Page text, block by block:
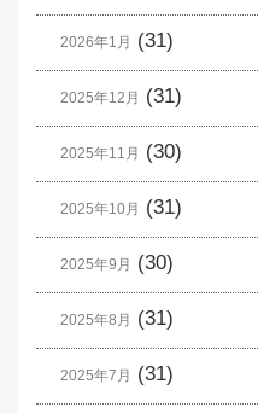
2026年1月 (31)
2025年12月 (31)
2025年11月 (30)
2025年10月 (31)
2025年9月 (30)
2025年8月 (31)
2025年7月 (31)